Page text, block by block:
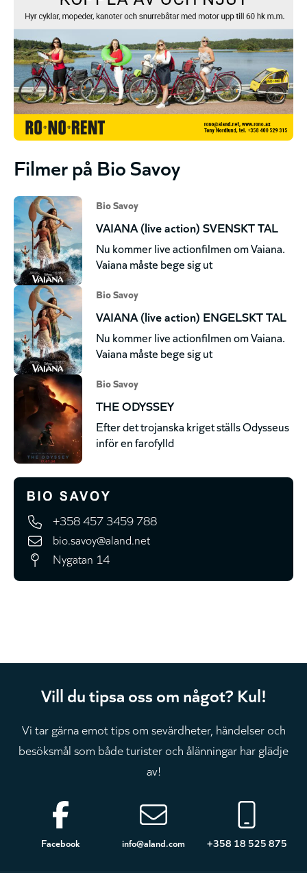
Filmer på Bio Savoy
Bio Savoy
VAIANA (live action) SVENSKT TAL
Nu kommer live actionfilmen om Vaiana.
Vaiana måste bege sig ut
Bio Savoy
VAIANA (live action) ENGELSKT TAL
Nu kommer live actionfilmen om Vaiana.
Vaiana måste bege sig ut
Bio Savoy
THE ODYSSEY
Efter det trojanska kriget ställs Odysseus
inför en farofylld
+358 457 3459 788
bio.savoy@aland.net
Nygatan 14
Vill du tipsa oss om något? Kul!
Vi tar gärna emot tips om sevärdheter, händelser och
besöksmål som både turister och ålänningar har glädje
av!
Sidfot
Facebook info@aland.com +358 18 525 875